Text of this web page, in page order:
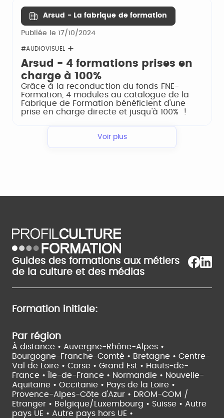
Arsud - La fabrique de formation
Publiée le 17/10/2024
#AUDIOVISUEL
Arsud - 4 formations prises en
charge à 100%
Grâce à la reconduction du fonds FNE-
Formation, 4 modules au catalogue de la
Fabrique de Formation bénéficient d'une
prise en charge directe et jusqu'à 100% !
Voir plus
Guides des formations aux métiers
de la culture et des médias
Formation initiale:
Par région
À distance • Auvergne-Rhône-Alpes •
Bourgogne-Franche-Comté • Bretagne • Centre-
Val de Loire • Corse • Grand Est • Hauts-de-
France •
Île-de-France • Normandie • Nouvelle-
Aquitaine • Occitanie • Pays de la Loire •
Provence-Alpes-Côte d'Azur • DROM-COM /
Etranger • Belgique/Luxembourg • Suisse • Autre
pays UE • Autre pays hors UE •